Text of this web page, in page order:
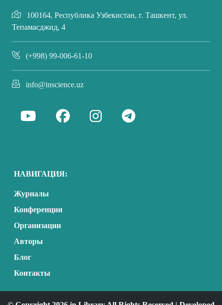
100164, Республика Узбекистан, г. Ташкент, ул.
Тепамасджид, 4
(+998) 99-006-61-10
info@inscience.uz
НАВИГАЦИЯ:
Журналы
Конференции
Организации
Авторы
Блог
Контакты